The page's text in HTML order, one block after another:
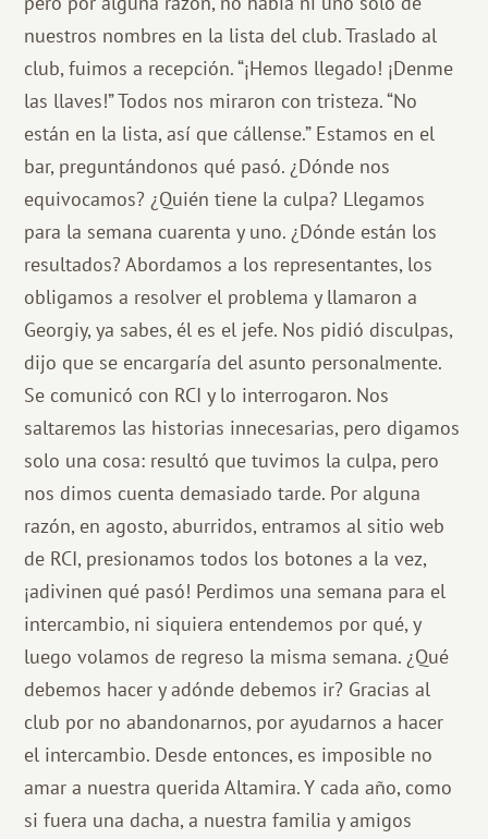
nuestros nombres en la lista del club. Traslado al
club, fuimos a recepción. “¡Hemos llegado! ¡Denme
las llaves!” Todos nos miraron con tristeza. “No
están en la lista, así que cállense.” Estamos en el
bar, preguntándonos qué pasó. ¿Dónde nos
equivocamos? ¿Quién tiene la culpa? Llegamos
para la semana cuarenta y uno. ¿Dónde están los
resultados? Abordamos a los representantes, los
obligamos a resolver el problema y llamaron a
Georgiy, ya sabes, él es el jefe. Nos pidió disculpas,
dijo que se encargaría del asunto personalmente.
Se comunicó con RCI y lo interrogaron. Nos
saltaremos las historias innecesarias, pero digamos
solo una cosa: resultó que tuvimos la culpa, pero
nos dimos cuenta demasiado tarde. Por alguna
razón, en agosto, aburridos, entramos al sitio web
de RCI, presionamos todos los botones a la vez,
¡adivinen qué pasó! Perdimos una semana para el
intercambio, ni siquiera entendemos por qué, y
luego volamos de regreso la misma semana. ¿Qué
debemos hacer y adónde debemos ir? Gracias al
club por no abandonarnos, por ayudarnos a hacer
el intercambio. Desde entonces, es imposible no
amar a nuestra querida Altamira. Y cada año, como
si fuera una dacha, a nuestra familia y amigos